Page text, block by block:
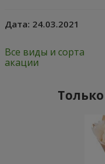
Дата: 24.03.2021
Все виды и сорта
акации